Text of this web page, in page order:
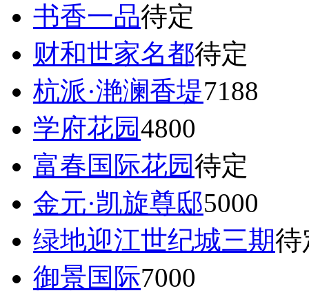
书香一品待定
财和世家名都待定
杭派·滟澜香堤7188
学府花园4800
富春国际花园待定
金元·凯旋尊邸5000
绿地迎江世纪城三期待
御景国际7000